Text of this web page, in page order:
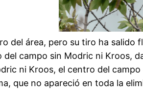
del área, pero su tiro ha
campo sin Modric ni Kroos,
ni Kroos, el centro del
que no apareció en toda la